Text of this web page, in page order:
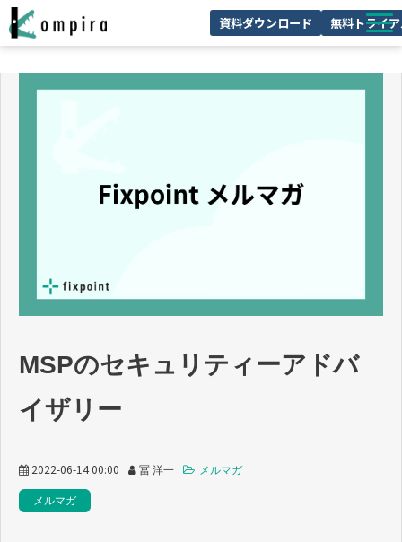
資料ダウンロード 無料トライ
技術情報
MSPのセキュリティーアドバ
イザリー
2022-06-14 00:00 冨 洋一 メルマガ
メルマガ